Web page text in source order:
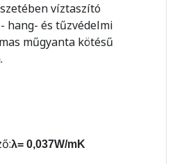
víztaszító
hang- és tűzvédelmi
műgyanta kötésű
λ= 0,037W/mK